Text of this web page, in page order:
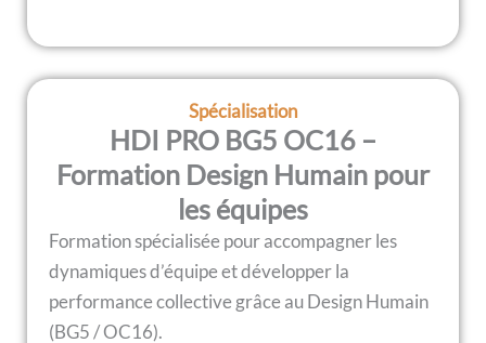
Spécialisation
HDI PRO BG5 OC16 –
Formation Design Humain pour
les équipes
Formation spécialisée pour accompagner les
dynamiques d’équipe et développer la
performance collective grâce au Design Humain
(BG5 / OC16).